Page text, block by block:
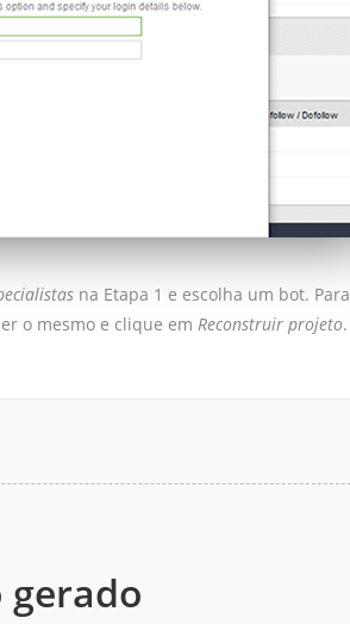
na Etapa 1 e escolha um bot. Para
o mesmo e clique em Reconstruir projeto.
gerado